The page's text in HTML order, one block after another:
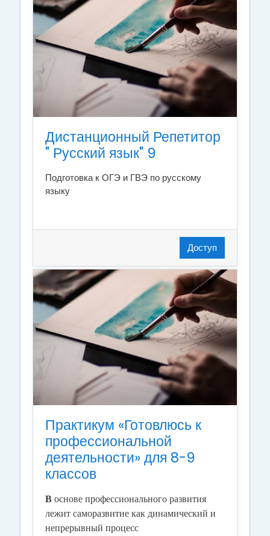
Дистанционный Репетитор
" Русский язык" 9
Подготовка к ОГЭ и ГВЭ по русскому
языку
Доступ
Практикум «Готовлюсь к
профессиональной
деятельности» для 8-9
классов
В основе профессионального развития
лежит саморазвитие как динамический и
непрерывный процесс